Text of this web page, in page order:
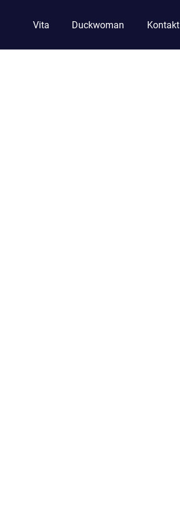
Vita Duckwoman Kontakt